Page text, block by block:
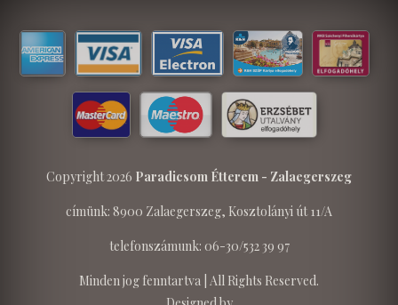
Copyright 2026 Paradicsom Étterem - Zalaegerszeg
címünk: 8900 Zalaegerszeg, Kosztolányi út 11/A
telefonszámunk: 06-30/532 39 97
Minden jog fenntartva | All Rights Reserved.